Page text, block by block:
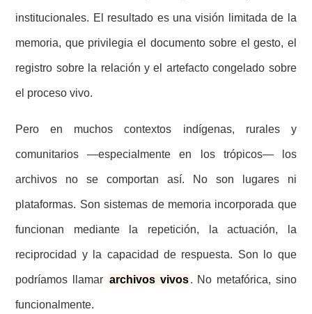
institucionales. El resultado es una visión limitada de la
memoria, que privilegia el documento sobre el gesto, el
registro sobre la relación y el artefacto congelado sobre
el proceso vivo.
Pero en muchos contextos indígenas, rurales y
comunitarios —especialmente en los trópicos— los
archivos no se comportan así. No son lugares ni
plataformas. Son sistemas de memoria incorporada que
funcionan mediante la repetición, la actuación, la
reciprocidad y la capacidad de respuesta. Son lo que
podríamos llamar archivos vivos . No metafórica, sino
funcionalmente.